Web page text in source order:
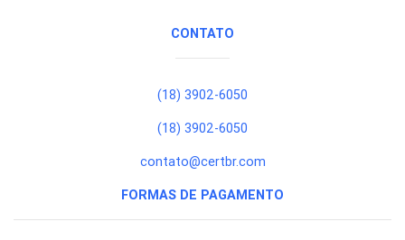
CONTATO
(18) 3902-6050
(18) 3902-6050
contato@certbr.com
FORMAS DE PAGAMENTO